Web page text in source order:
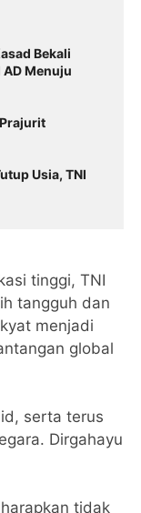
Bekali
Menuju
Usia, TNI
tinggi, TNI
tangguh dan
menjadi
global
serta terus
Dirgahayu
tidak